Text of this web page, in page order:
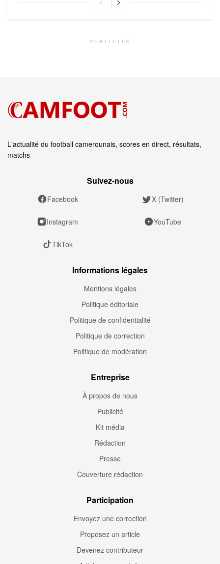
PUBLICITÉ
L'actualité du football camerounais, scores en direct, résultats,
matchs
Suivez‑nous
Facebook X (Twitter)
Instagram YouTube
TikTok
Informations légales
Mentions légales
Politique éditoriale
Politique de confidentialité
Politique de correction
Politique de modération
Entreprise
À propos de nous
Publicité
Kit média
Rédaction
Presse
Couverture rédaction
Participation
Envoyez une correction
Proposez un article
Devenez contributeur